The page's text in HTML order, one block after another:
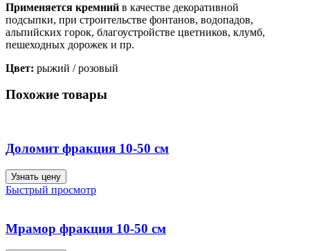
Применяется кремний в качестве декоративной
подсыпки, при строительстве фонтанов, водопадов,
альпийских горок, благоустройстве цветников, клумб,
пешеходных дорожек и пр.
Цвет: рыжий / розовый
Похожие товары
Доломит фракция 10-50 см
Узнать цену
Быстрый просмотр
Мрамор фракция 10-50 см